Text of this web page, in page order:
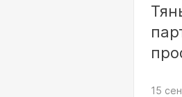
15